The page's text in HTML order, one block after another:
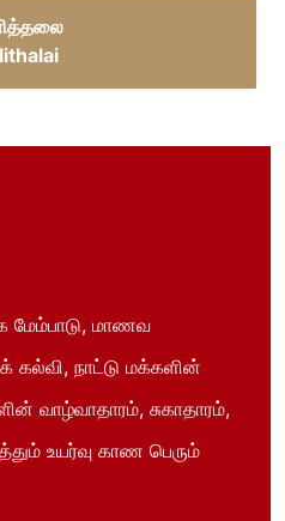
மேம்பாடு, மாணவ
கல்வி, நாட்டு மக்களின்
வாழ்வாதாரம், சுகாதாரம்,
உயர்வு காண பெரும்